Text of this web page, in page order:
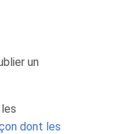
un
dont les